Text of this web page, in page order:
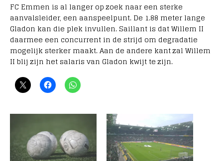
FC Emmen is al langer op zoek naar een sterke
aanvalsleider, een aanspeelpunt. De 1.88 meter lange
Gladon kan die plek invullen. Saillant is dat Willem II
daarmee een concurrent in de strijd om degradatie
mogelijk sterker maakt. Aan de andere kant zal Willem
II blij zijn het salaris van Gladon kwijt te zijn.